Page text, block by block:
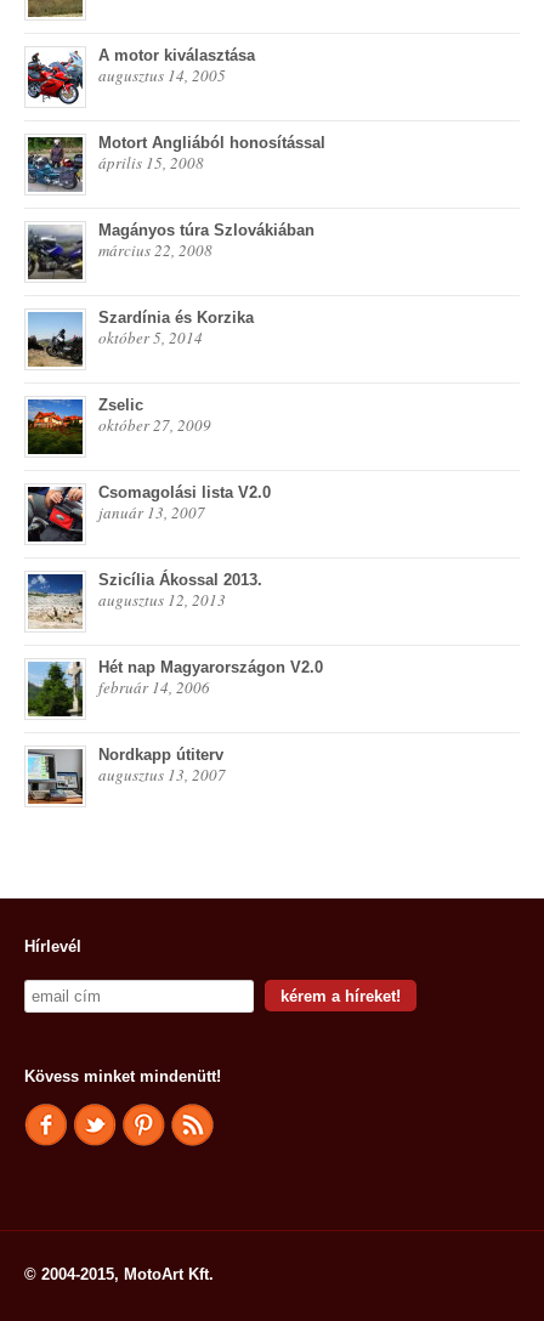
A motor kiválasztása
augusztus 14, 2005
Motort Angliából honosítással
április 15, 2008
Magányos túra Szlovákiában
március 22, 2008
Szardínia és Korzika
október 5, 2014
Zselic
október 27, 2009
Csomagolási lista V2.0
január 13, 2007
Szicília Ákossal 2013.
augusztus 12, 2013
Hét nap Magyarországon V2.0
február 14, 2006
Nordkapp útiterv
augusztus 13, 2007
Hírlevél
Kövess minket mindenütt!
© 2004-2015, MotoArt Kft.